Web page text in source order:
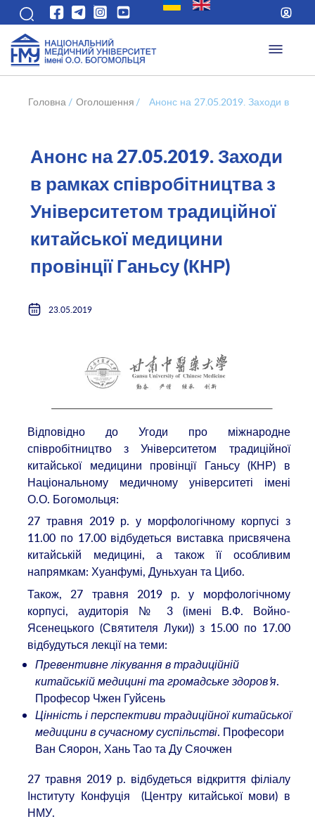
Головна / Оголошення / Анонс на 27.05.2019. Заходи в
Анонс на 27.05.2019. Заходи
в рамках співробітництва з
Університетом традиційної
китайської медицини
провінції Ганьсу (КНР)
23.05.2019
Відповідно до Угоди про міжнародне
співробітництво з Університетом традиційної
китайської медицини провінції Ганьсу (КНР) в
Національному медичному університеті імені
О.О. Богомольця:
27 травня 2019 р. у морфологічному корпусі з
11.00 по 17.00 відбудеться виставка присвячена
китайській медицині, а також її особливим
напрямкам: Хуанфумі, Дуньхуан та Цибо.
Також, 27 травня 2019 р. у морфологічному
корпусі, аудиторія № 3 (імені В.Ф. Войно-
Ясенецького (Святителя Луки)) з 15.00 по 17.00
відбудуться лекції на теми:
Превентивне лікування в традиційній
китайській медицині та громадське здоров’я.
Професор Чжен Гуйсень
Цінність і перспективи традиційної китайської
медицини в сучасному суспільстві. Професори
Ван Сяорон, Хань Тао та Ду Сяочжен
27 травня 2019 р. відбудеться відкриття філіалу
Інституту Конфуція (Центру китайської мови) в
НМУ.